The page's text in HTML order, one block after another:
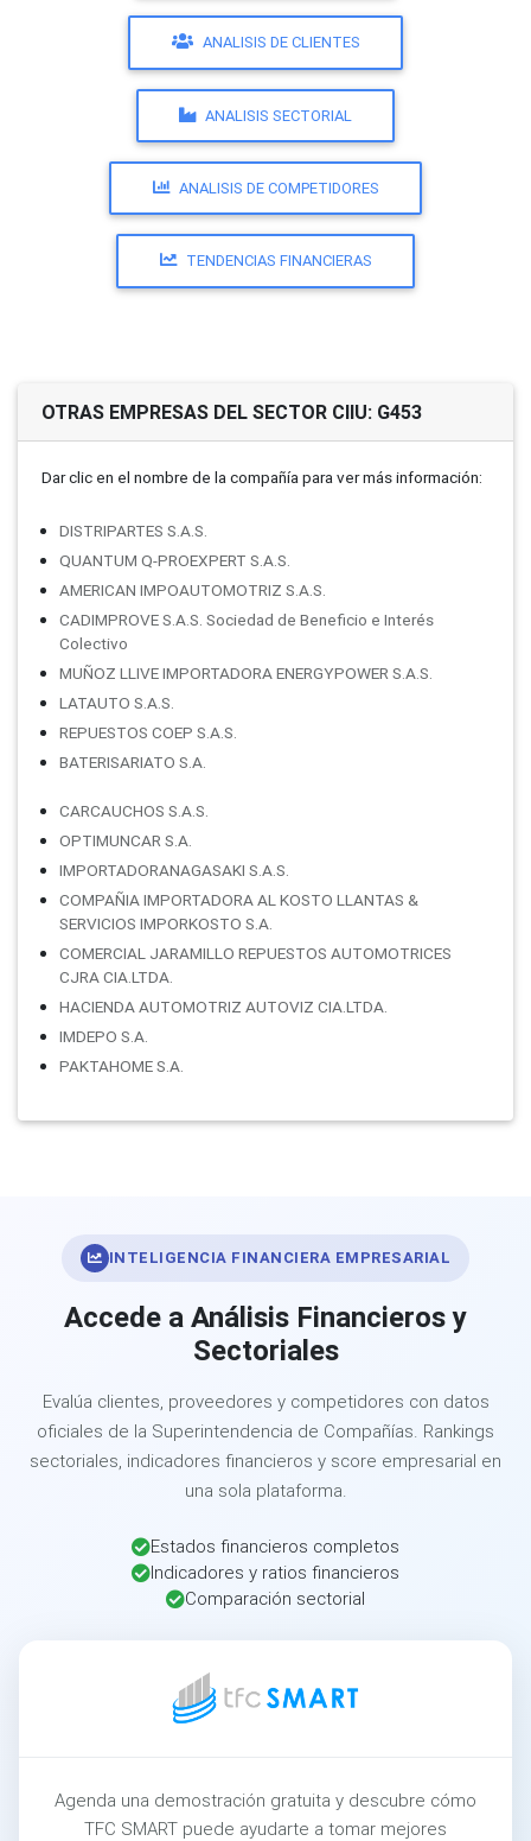
ANALISIS DE CLIENTES
ANALISIS SECTORIAL
ANALISIS DE COMPETIDORES
TENDENCIAS FINANCIERAS
OTRAS EMPRESAS DEL SECTOR CIIU: G453
Dar clic en el nombre de la compañí­a para ver más información:
DISTRIPARTES S.A.S.
QUANTUM Q-PROEXPERT S.A.S.
AMERICAN IMPOAUTOMOTRIZ S.A.S.
CADIMPROVE S.A.S. Sociedad de Beneficio e Interés
Colectivo
MUÑOZ LLIVE IMPORTADORA ENERGYPOWER S.A.S.
LATAUTO S.A.S.
REPUESTOS COEP S.A.S.
BATERISARIATO S.A.
CARCAUCHOS S.A.S.
OPTIMUNCAR S.A.
IMPORTADORANAGASAKI S.A.S.
COMPAÑIA IMPORTADORA AL KOSTO LLANTAS &
SERVICIOS IMPORKOSTO S.A.
COMERCIAL JARAMILLO REPUESTOS AUTOMOTRICES
CJRA CIA.LTDA.
HACIENDA AUTOMOTRIZ AUTOVIZ CIA.LTDA.
IMDEPO S.A.
PAKTAHOME S.A.
INTELIGENCIA FINANCIERA EMPRESARIAL
Accede a Análisis Financieros y
Sectoriales
Evalúa clientes, proveedores y competidores con datos
oficiales de la Superintendencia de Compañías. Rankings
sectoriales, indicadores financieros y score empresarial en
una sola plataforma.
Estados financieros completos
Indicadores y ratios financieros
Comparación sectorial
Agenda una demostración gratuita y descubre cómo
TFC SMART puede ayudarte a tomar mejores